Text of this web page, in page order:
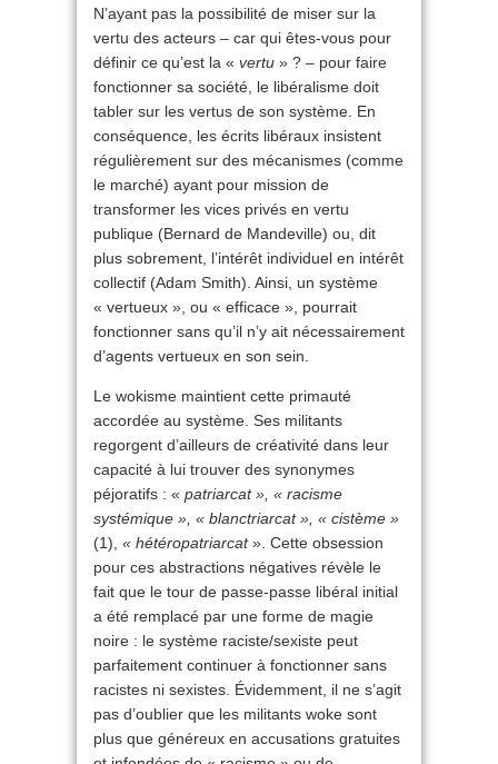
N’ayant pas la possibilité de miser sur la
vertu des acteurs – car qui êtes-vous pour
définir ce qu’est la « vertu » ? – pour faire
fonctionner sa société, le libéralisme doit
tabler sur les vertus de son système. En
conséquence, les écrits libéraux insistent
régulièrement sur des mécanismes (comme
le marché) ayant pour mission de
transformer les vices privés en vertu
publique (Bernard de Mandeville) ou, dit
plus sobrement, l’intérêt individuel en intérêt
collectif (Adam Smith). Ainsi, un système
« vertueux », ou « efficace », pourrait
fonctionner sans qu’il n’y ait nécessairement
d’agents vertueux en son sein.
Le wokisme maintient cette primauté
accordée au système. Ses militants
regorgent d’ailleurs de créativité dans leur
capacité à lui trouver des synonymes
péjoratifs : « patriarcat », « racisme
systémique », « blanctriarcat », « cistème »
(1), « hétéropatriarcat». Cette obsession
pour ces abstractions négatives révèle le
fait que le tour de passe-passe libéral initial
a été remplacé par une forme de magie
noire : le système raciste/sexiste peut
parfaitement continuer à fonctionner sans
racistes ni sexistes. Évidemment, il ne s’agit
pas d’oublier que les militants woke sont
plus que généreux en accusations gratuites